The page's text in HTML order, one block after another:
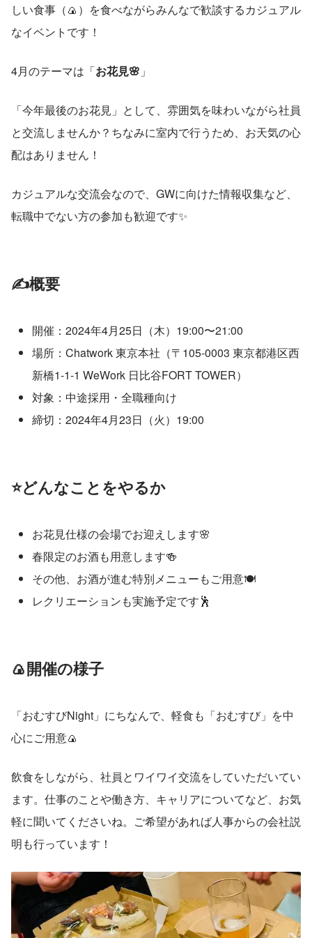
しい食事（🍙）を食べながらみんなで歓談するカジュアル
なイベントです！
4月のテーマは「お花見🌸 」
「今年最後のお花見」として、雰囲気を味わいながら社員
と交流しませんか？ちなみに室内で行うため、お天気の心
配はありません！
カジュアルな交流会なので、GWに向けた情報収集など、
転職中でない方の参加も歓迎です✨
✍️概要
開催：2024年4月25日（木）19:00〜21:00
場所：Chatwork 東京本社（〒105-0003 東京都港区西
新橋1-1-1 WeWork 日比谷FORT TOWER）
対象：中途採用・全職種向け
締切：2024年4月23日（火）19:00
⭐️どんなことをやるか
お花見仕様の会場でお迎えします🌸
春限定のお酒も用意します🍻
その他、お酒が進む特別メニューもご用意🍽️
レクリエーションも実施予定です🕺
🍙開催の様子
「おむすびNight」にちなんで、軽食も「おむすび」を中
心にご用意🍙
飲食をしながら、社員とワイワイ交流をしていただいてい
ます。仕事のことや働き方、キャリアについてなど、お気
軽に聞いてくださいね。ご希望があれば人事からの会社説
明も行っています！